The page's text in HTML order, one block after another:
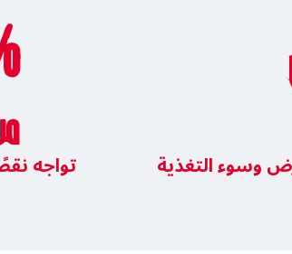
وسوء التغذية تواجه